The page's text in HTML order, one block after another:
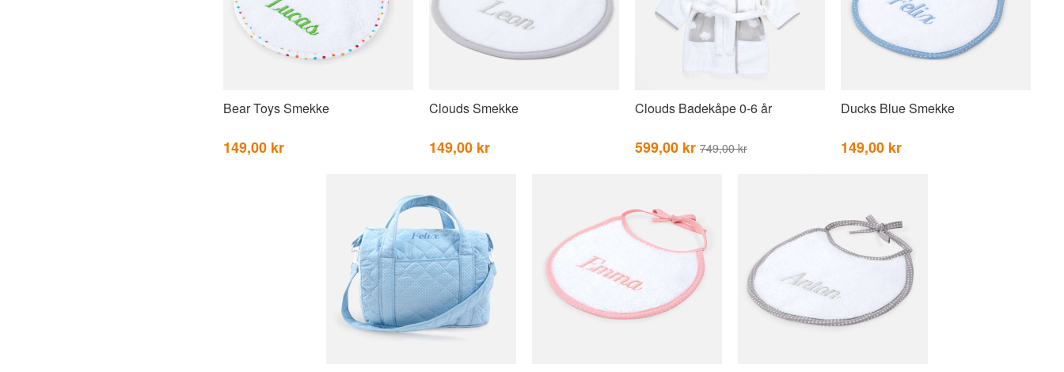
Bear Toys Smekke
149,00 kr
Clouds Smekke
149,00 kr
Clouds Badekåpe 0-6 år
599,00 kr 749,00 kr
Ducks Blue Smekke
149,00 kr